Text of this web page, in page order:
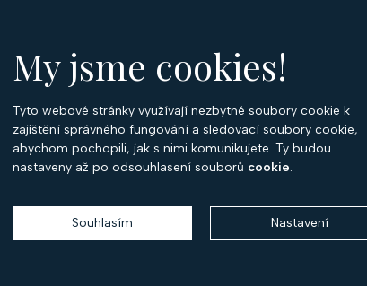
My jsme cookies!
Tyto webové stránky využívají nezbytné soubory cookie k
zajištění správného fungování a sledovací soubory cookie,
abychom pochopili, jak s nimi komunikujete. Ty budou
nastaveny až po odsouhlasení souborů cookie.
Nastavení
Souhlasím
Copyright 2026Optima Diamant. Všechna práva vyhrazena.